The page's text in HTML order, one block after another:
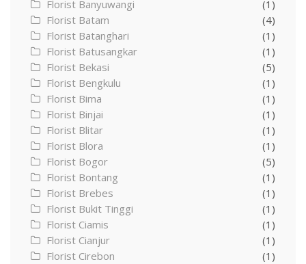
Florist Banyuwangi
(1)
Florist Batam
(4)
Florist Batanghari
(1)
Florist Batusangkar
(1)
Florist Bekasi
(5)
Florist Bengkulu
(1)
Florist Bima
(1)
Florist Binjai
(1)
Florist Blitar
(1)
Florist Blora
(1)
Florist Bogor
(5)
Florist Bontang
(1)
Florist Brebes
(1)
Florist Bukit Tinggi
(1)
Florist Ciamis
(1)
Florist Cianjur
(1)
Florist Cirebon
(1)